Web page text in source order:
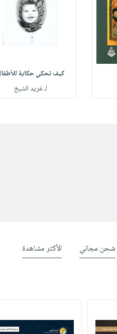
كيف تحكي حكاية
لـ غريد الشيخ
شحن مجاني الأكثر مشاهدة